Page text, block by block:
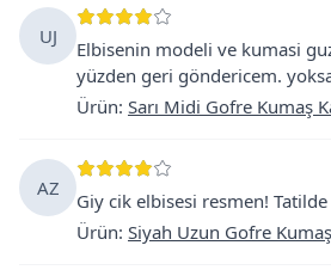
UJ
Elbisenin modeli ve kumasi
yüzden geri göndericem.
Ürün: Sarı Midi Gofre Kumaş
AZ
Giy cik elbisesi resmen!
Ürün: Siyah Uzun Gofre